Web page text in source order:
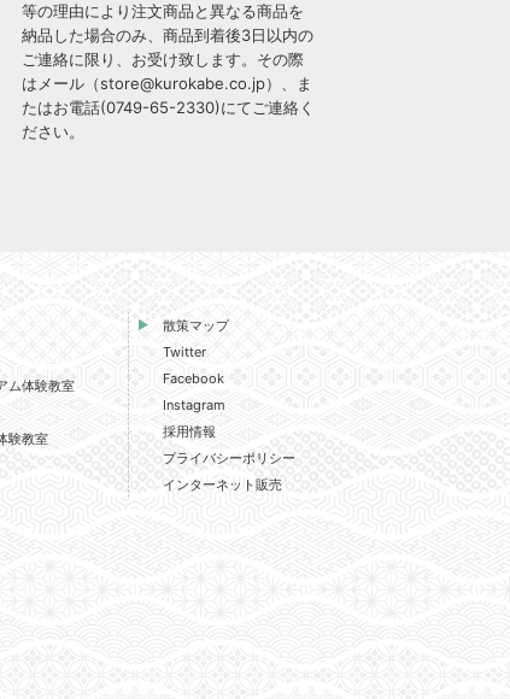
等の理由により注文商品と異なる商品を
納品した場合のみ、商品到着後3日以内の
ご連絡に限り、お受け致します。その際
はメール（store@kurokabe.co.jp）、ま
たはお電話(0749-65-2330)にてご連絡く
ださい。
ム体験教室
験教室
散策マップ
Twitter
Facebook
Instagram
採用情報
プライバシーポリシー
インターネット販売